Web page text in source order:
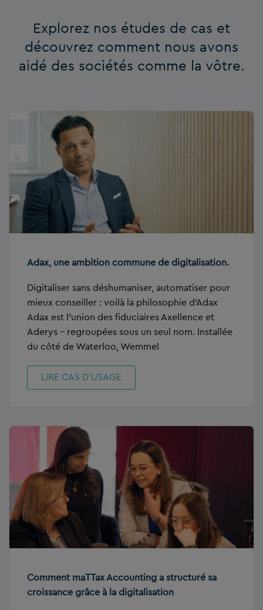
Explorez nos études de cas et
découvrez comment nous avons
aidé des sociétés comme la vôtre.
Adax, une ambition commune de digitalisation.
Digitaliser sans déshumaniser, automatiser pour
mieux conseiller : voilà la philosophie d’Adax
Adax est l’union des fiduciaires Axellence et
Aderys – regroupées sous un seul nom. Installée
du côté de Waterloo, Wemmel
LIRE CAS D’USAGE
Comment maTTax Accounting a structuré sa
croissance grâce à la digitalisation